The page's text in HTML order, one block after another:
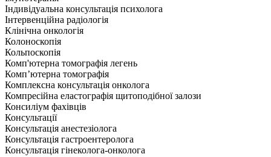
Індивідуальна консультація психолога
Інтервенційна радіологія
Клінічна онкологія
Колоноскопія
Кольпоскопія
Комп'ютерна томографія легень
Комп’ютерна томографія
Комплексна консультація онколога
Компресійна еластографія щитоподібної залози
Консиліум фахівців
Консультації
Консультація анестезіолога
Консультація гастроентеролога
Консультація гінеколога-онколога